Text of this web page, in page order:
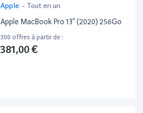
Apple - Tout en un
Apple MacBook Pro 13” (2020) 256Go
300 offres à partir de :
381,00 €